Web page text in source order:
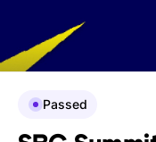
Passed